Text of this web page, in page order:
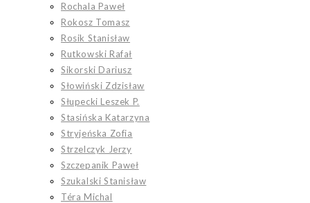
Rochala Paweł
Rokosz Tomasz
Rosik Stanisław
Rutkowski Rafał
Sikorski Dariusz
Słowiński Zdzisław
Słupecki Leszek P.
Stasińska Katarzyna
Stryjeńska Zofia
Strzelczyk Jerzy
Szczepanik Paweł
Szukalski Stanisław
Téra Michal